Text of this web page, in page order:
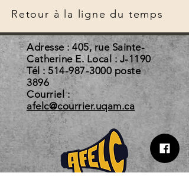
Retour à la ligne du temps
Adresse : 405, rue Sainte-
Catherine E. Local : J-1190
Tél :514-987-3000 poste
3896
Courriel :
afelc@courrier.uqam.ca